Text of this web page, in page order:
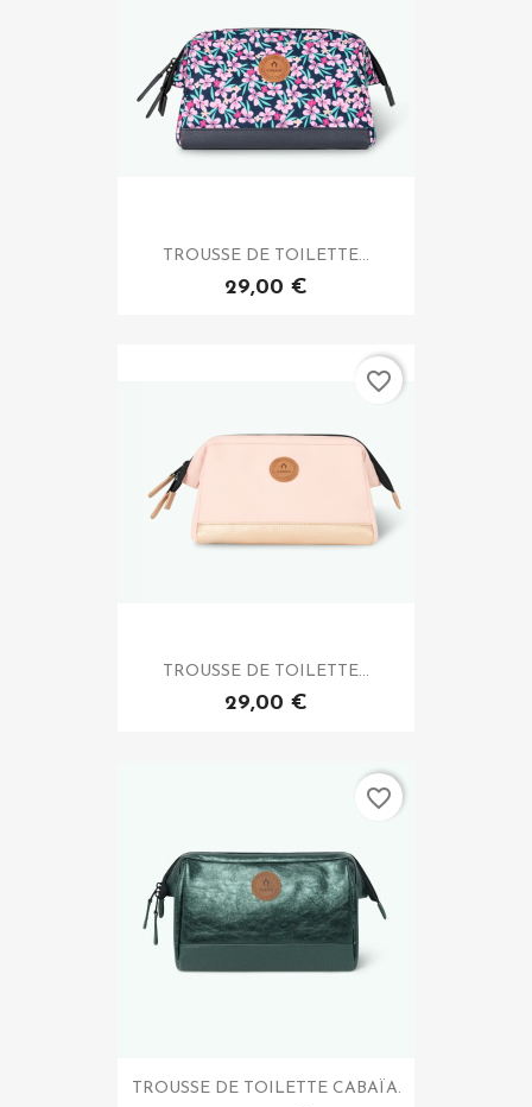
TROUSSE DE TOILETTE...
29,00 €
TROUSSE DE TOILETTE...
29,00 €
favorite_border
TROUSSE DE TOILETTE CABAÏA.
favorite_border